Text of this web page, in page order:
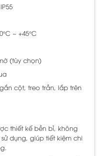
IP55
~ +45°C
(tùy chọn)
cột, treo trần, lắp trên
thiết kế bền bỉ, không
dụng, giúp tiết kiệm chi